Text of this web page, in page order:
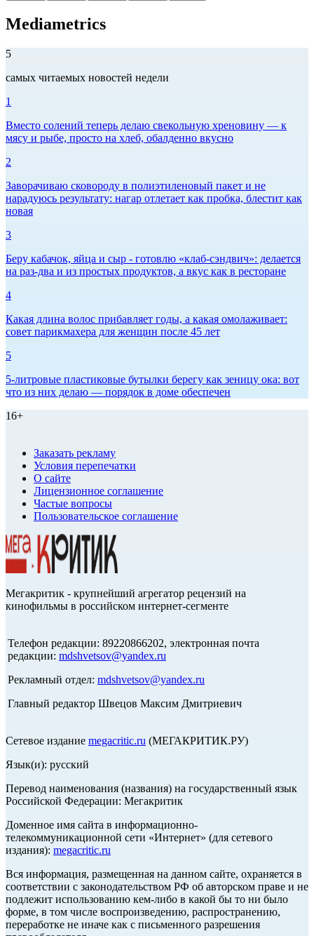
Mediametrics
5
самых читаемых новостей недели
1
Вместо солений теперь делаю свекольную хреновину — к
мясу и рыбе, просто на хлеб, обалденно вкусно
2
Заворачиваю сковороду в полиэтиленовый пакет и не
нарадуюсь результату: нагар отлетает как пробка, блестит как
новая
3
Беру кабачок, яйца и сыр - готовлю «клаб-сэндвич»: делается
на раз-два и из простых продуктов, а вкус как в ресторане
4
Какая длина волос прибавляет годы, а какая омолаживает:
совет парикмахера для женщин после 45 лет
5
5-литровые пластиковые бутылки берегу как зеницу ока: вот
что из них делаю — порядок в доме обеспечен
16+
Заказать рекламу
Условия перепечатки
О сайте
Лицензионное соглашение
Частые вопросы
Пользовательское соглашение
Мегакритик - крупнейший агрегатор рецензий на
кинофильмы в российском интернет-сегменте
Телефон редакции: 89220866202, электронная почта
редакции: mdshvetsov@yandex.ru
Рекламный отдел: mdshvetsov@yandex.ru
Главный редактор Швецов Максим Дмитриевич
Сетевое издание megacritic.ru (МЕГАКРИТИК.РУ)
Язык(и): русский
Перевод наименования (названия) на государственный язык
Российской Федерации: Мегакритик
Доменное имя сайта в информационно-
телекоммуникационной сети «Интернет» (для сетевого
издания): megacritic.ru
Вся информация, размещенная на данном сайте, охраняется в
соответствии с законодательством РФ об авторском праве и не
подлежит использованию кем-либо в какой бы то ни было
форме, в том числе воспроизведению, распространению,
переработке не иначе как с письменного разрешения